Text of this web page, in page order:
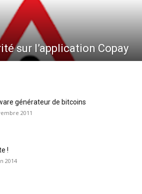
sur l’application Copay
générateur de bitcoins
2011
!
2014